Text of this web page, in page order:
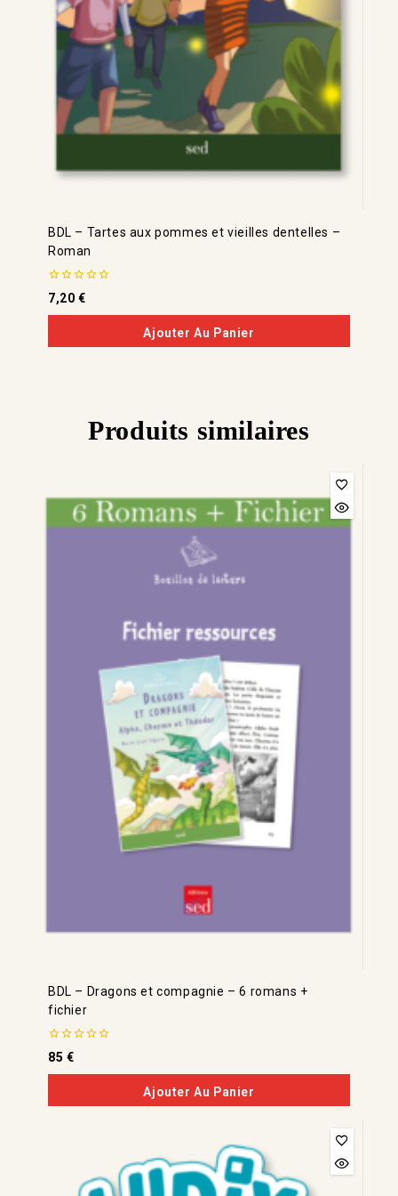
BDL – Tartes aux pommes et vieilles dentelles –
Roman
0
de
5
7,20 €
Ajouter Au Panier
Produits similaires
BDL – Dragons et compagnie – 6 romans +
fichier
0
de
5
85 €
Ajouter Au Panier